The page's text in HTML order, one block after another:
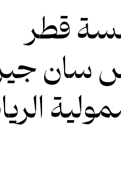
قطر
سان